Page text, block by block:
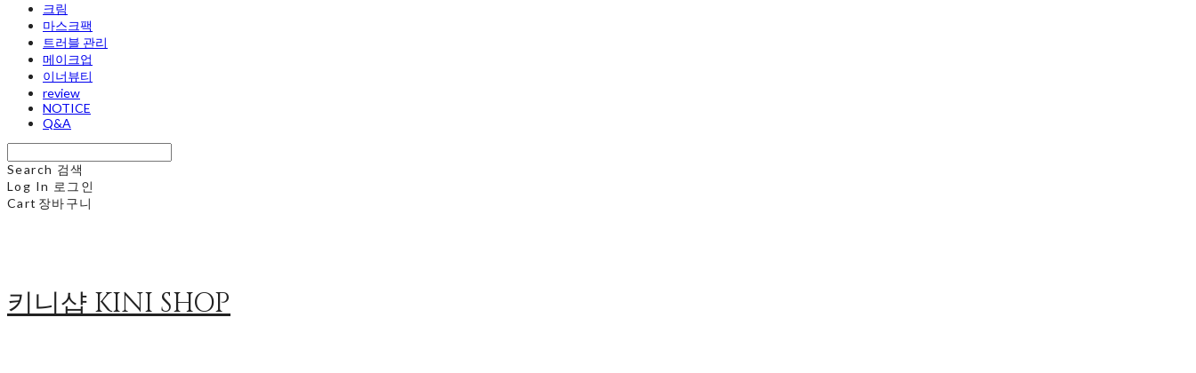
크림
마스크팩
트러블 관리
메이크업
이너뷰티
review
NOTICE
Q&A
Search 검색
Log In 로그인
Cart 장바구니
키니샵 KINI SHOP